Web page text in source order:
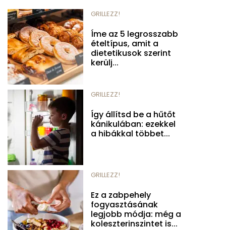
GRILLEZZ!
Íme az 5 legrosszabb
ételtípus, amit a
dietetikusok szerint
kerülj...
GRILLEZZ!
Így állítsd be a hűtőt
kánikulában: ezekkel
a hibákkal többet...
GRILLEZZ!
Ez a zabpehely
fogyasztásának
legjobb módja: még a
koleszterinszintet is...